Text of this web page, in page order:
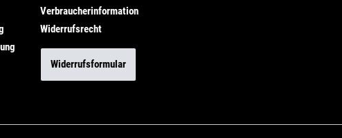
Verbraucherinformation
Widerrufsrecht
Widerrufsformular